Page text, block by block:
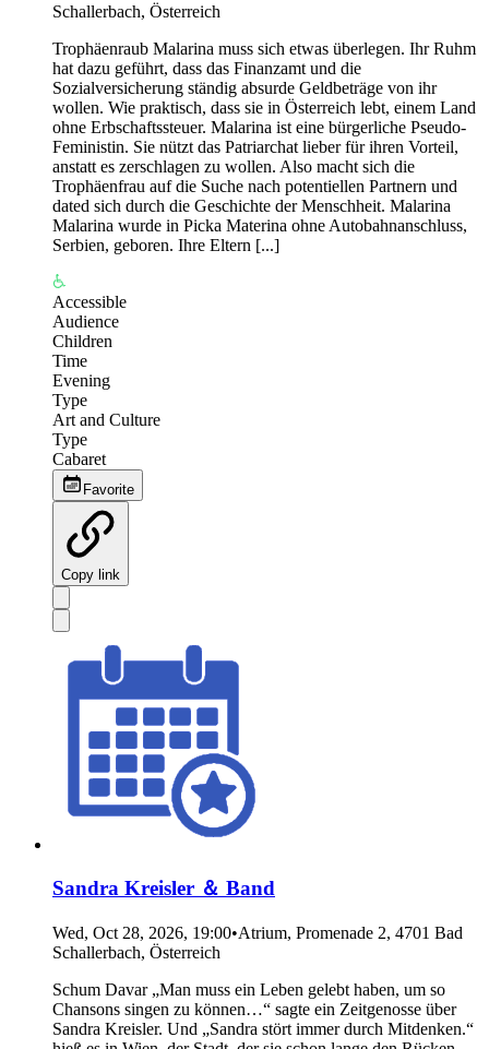
Schallerbach, Österreich
Trophäenraub Malarina muss sich etwas überlegen. Ihr Ruhm
hat dazu geführt, dass das Finanzamt und die
Sozialversicherung ständig absurde Geldbeträge von ihr
wollen. Wie praktisch, dass sie in Österreich lebt, einem Land
ohne Erbschaftssteuer. Malarina ist eine bürgerliche Pseudo-
Feministin. Sie nützt das Patriarchat lieber für ihren Vorteil,
anstatt es zerschlagen zu wollen. Also macht sich die
Trophäenfrau auf die Suche nach potentiellen Partnern und
dated sich durch die Geschichte der Menschheit. Malarina
Malarina wurde in Picka Materina ohne Autobahnanschluss,
Serbien, geboren. Ihre Eltern [...]
Accessible
Audience
Children
Time
Evening
Type
Art and Culture
Type
Cabaret
Favorite
Copy link
Sandra Kreisler ＆ Band
Wed, Oct 28, 2026, 19:00•Atrium, Promenade 2, 4701 Bad
Schallerbach, Österreich
Schum Davar „Man muss ein Leben gelebt haben, um so
Chansons singen zu können…“ sagte ein Zeitgenosse über
Sandra Kreisler. Und „Sandra stört immer durch Mitdenken.“